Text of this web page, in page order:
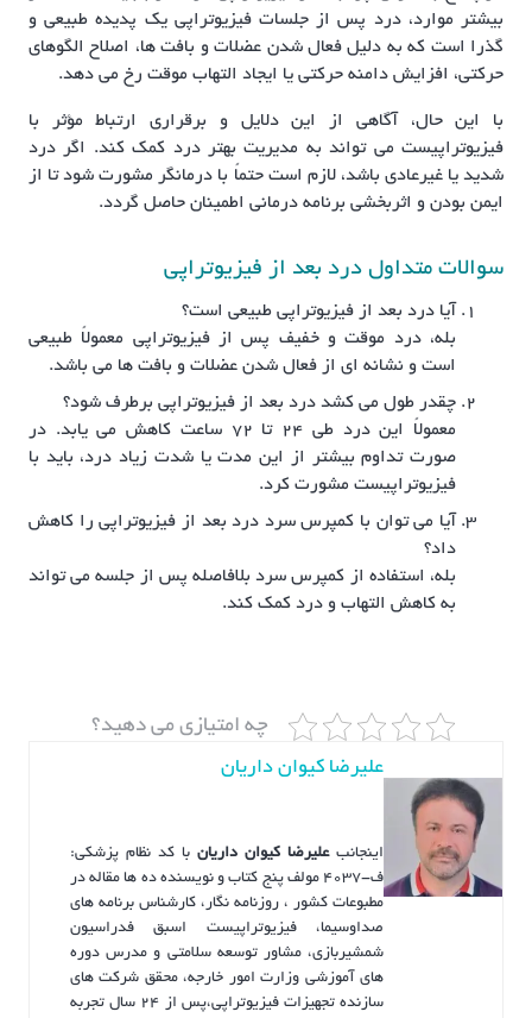
بیشتر موارد، درد پس از جلسات فیزیوتراپی یک پدیده طبیعی و
گذرا است که به دلیل فعال شدن عضلات و بافت ها، اصلاح الگوهای
حرکتی، افزایش دامنه حرکتی یا ایجاد التهاب موقت رخ می دهد.
با این حال، آگاهی از این دلایل و برقراری ارتباط مؤثر با
فیزیوتراپیست می تواند به مدیریت بهتر درد کمک کند. اگر درد
شدید یا غیرعادی باشد، لازم است حتماً با درمانگر مشورت شود تا از
ایمن بودن و اثربخشی برنامه درمانی اطمینان حاصل گردد.
سوالات متداول درد بعد از فیزیوتراپی
آیا درد بعد از فیزیوتراپی طبیعی است؟
بله، درد موقت و خفیف پس از فیزیوتراپی معمولاً طبیعی
است و نشانه ای از فعال شدن عضلات و بافت ها می باشد.
چقدر طول می کشد درد بعد از فیزیوتراپی برطرف شود؟
معمولاً این درد طی ۲۴ تا ۷۲ ساعت کاهش می یابد. در
صورت تداوم بیشتر از این مدت یا شدت زیاد درد، باید با
فیزیوتراپیست مشورت کرد.
آیا می توان با کمپرس سرد درد بعد از فیزیوتراپی را کاهش
داد؟
بله، استفاده از کمپرس سرد بلافاصله پس از جلسه می تواند
به کاهش التهاب و درد کمک کند.
چه امتیازی می دهید؟
علیرضا کیوان داریان
اینجانبعلیرضا کیوان داریان با کد نظام پزشکی:
ف-4037 مولف پنج کتاب و نویسنده ده ها مقاله در
مطبوعات کشور ، روزنامه نگار، کارشناس برنامه های
صداوسیما، فیزیوتراپیست اسبق فدراسیون
شمشیربازی، مشاور توسعه سلامتی و مدرس دوره
های آموزشی وزارت امور خارجه، محقق شرکت های
سازنده تجهیزات فیزیوتراپی،پس از ۲۴ سال تجربه